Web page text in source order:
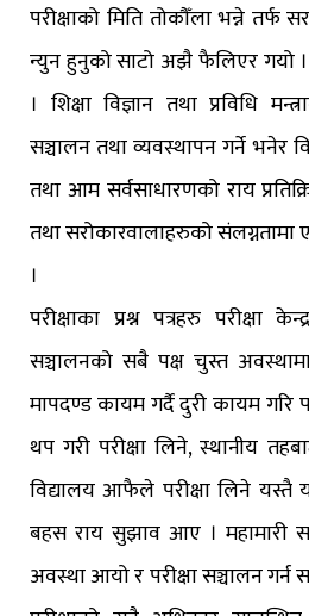
परीक्षाको मिति तोकौँला भन्ने तर्फ
न्युन हुनुको साटो अझै फैलिएर गयो ।
। शिक्षा विज्ञान तथा प्रविधि
सञ्चालन तथा व्यवस्थापन गर्ने भनेर
तथा आम सर्वसाधारणको राय
तथा सरोकारवालाहरुको संलग्नतामा
।
परीक्षाका प्रश्न पत्रहरु परीक्षा
सञ्चालनको सबै पक्ष चुस्त
मापदण्ड कायम गर्दै दुरी कायम गरि
थप गरी परीक्षा लिने, स्थानीय
विद्यालय आफैले परीक्षा लिने यस्तै
बहस राय सुझाव आए । महामारी
अवस्था आयो र परीक्षा सञ्चालन